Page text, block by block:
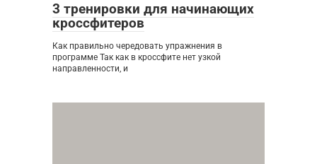
3 тренировки для начинающих
кроссфитеров
Как правильно чередовать упражнения в
программе Так как в кроссфите нет узкой
направленности, и